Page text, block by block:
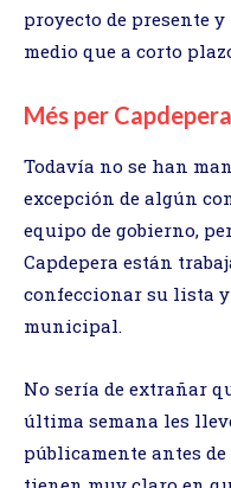
proyecto de presente
medio que a corto
Més per
Todavía no se han
excepción de algún
equipo de gobierno,
Capdepera están
confeccionar su lista
municipal.
No sería de extrañar
última semana les
públicamente antes